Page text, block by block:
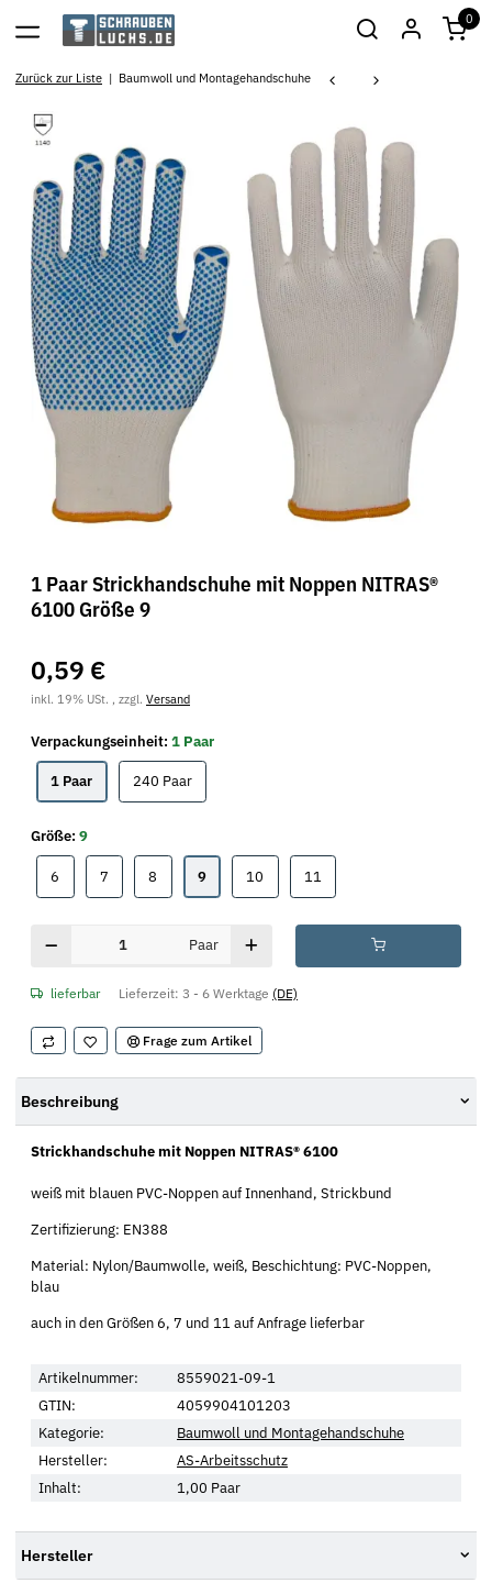
0
Zurück zur Liste Baumwoll und Montagehandschuhe
1 Paar Strickhandschuhe mit Noppen NITRAS®
6100 Größe 9
0,59 €
inkl. 19% USt. , zzgl. Versand
Verpackungseinheit: 1 Paar
1 Paar1 Paar 240 Paar240 Paar
Größe: 9
6 77 8 99 10 11
Paar
lieferbar Lieferzeit: 3 - 6 Werktage (DE)
Frage zum Artikel
Beschreibung
Strickhandschuhe mit Noppen NITRAS® 6100
weiß mit blauen PVC-Noppen auf Innenhand, Strickbund
Zertifizierung: EN388
Material: Nylon/Baumwolle, weiß, Beschichtung: PVC-Noppen,
blau
auch in den Größen 6, 7 und 11 auf Anfrage lieferbar
Artikelnummer:
8559021-09-1
GTIN:
4059904101203
Kategorie:
Baumwoll und Montagehandschuhe
Hersteller:
AS-Arbeitsschutz
Inhalt:
1,00 Paar
Hersteller